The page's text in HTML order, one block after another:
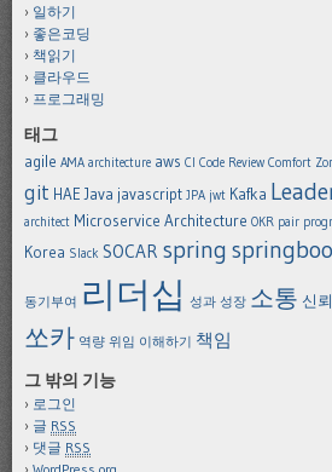
일하기
좋은코딩
책읽기
클라우드
프로그래밍
태그
agile AMA architecture aws CI Code Review Comfort
git HAE Java javascript JPA jwt Kafka
architect Microservice Architecture OKR pair
Korea Slack SOCAR spring
동기부여 리더십 성과 성장 소통 신뢰
쏘카 역량 위임 이해하기 책임
그 밖의 기능
로그인
글 RSS
댓글 RSS